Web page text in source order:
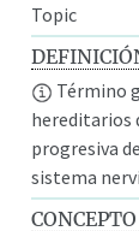
Topic
Término
hereditarios
progresiva
sistema